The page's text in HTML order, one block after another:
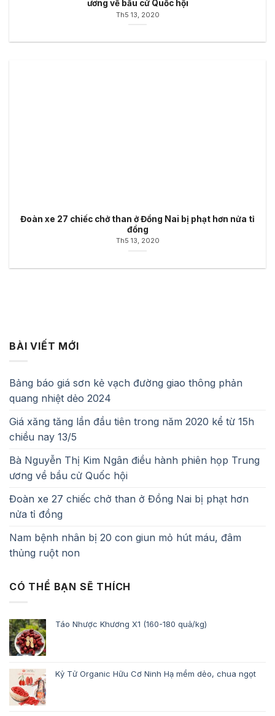
ương về bầu cử Quốc hội
Th5 13, 2020
Đoàn xe 27 chiếc chở than ở Đồng Nai bị phạt hơn nửa tỉ
đồng
Th5 13, 2020
BÀI VIẾT MỚI
Bảng báo giá sơn kẻ vạch đường giao thông phản
quang nhiệt dẻo 2024
Giá xăng tăng lần đầu tiên trong năm 2020 kể từ 15h
chiều nay 13/5
Bà Nguyễn Thị Kim Ngân điều hành phiên họp Trung
ương về bầu cử Quốc hội
Đoàn xe 27 chiếc chở than ở Đồng Nai bị phạt hơn
nửa tỉ đồng
Nam bệnh nhân bị 20 con giun mỏ hút máu, đâm
thủng ruột non
CÓ THỂ BẠN SẼ THÍCH
Táo Nhược Khương X1 (160-180 quả/kg)
Kỷ Tử Organic Hữu Cơ Ninh Hạ mềm dẻo, chua ngọt